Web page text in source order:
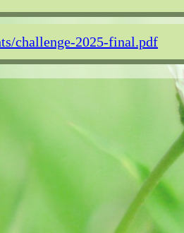
challenge-2025-final.pdf